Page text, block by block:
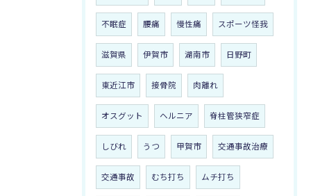
不眠症 腰痛 慢性痛 スポーツ怪我
滋賀県 伊賀市 湖南市 日野町
東近江市 接骨院 肉離れ
オスグット ヘルニア 脊柱管狭窄症
しびれ うつ 甲賀市 交通事故治療
交通事故 むち打ち ムチ打ち